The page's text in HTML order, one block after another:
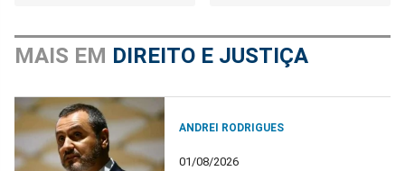
MAIS EM DIREITO E JUSTIÇA
ANDREI RODRIGUES
01/08/2026